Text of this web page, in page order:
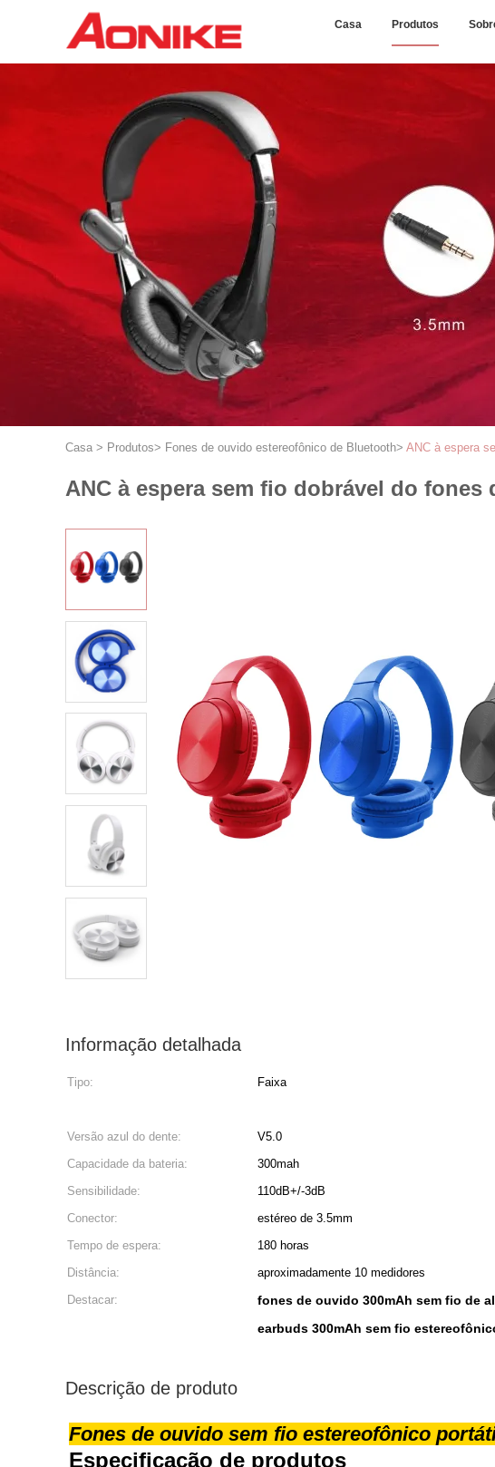
Casa Produtos
Casa > Produtos> Fones de ouvido estereofônico de Bluetooth> ANC à espera
ANC à espera sem fio dobrável do
Informação detalhada
Tipo: Faixa
Versão azul do dente:
V5.0
Capacidade da bateria:
300mah
Sensibilidade:
110dB+/-3dB
Conector:
estéreo de 3.5mm
Tempo de espera:
180 horas
Distância:
aproximadamente 10 medidores
Destacar:
fones de ouvido 300mAh sem fio de
earbuds 300mAh sem fio
Descrição de produto
Fones de ouvido sem fio estereofônico
Especificação de produtos